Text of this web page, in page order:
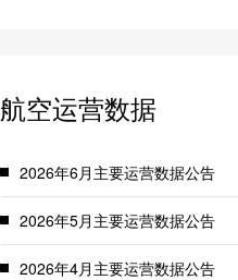
航空运营数据
2026年6月主要运营数据公告
2026年5月主要运营数据公告
2026年4月主要运营数据公告